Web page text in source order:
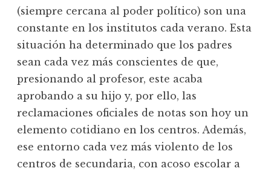
(siempre cercana al poder político) son una
constante en los institutos cada verano. Esta
situación ha determinado que los padres
sean cada vez más conscientes de que,
presionando al profesor, este acaba
aprobando a su hijo y, por ello, las
reclamaciones oficiales de notas son hoy un
elemento cotidiano en los centros. Además,
ese entorno cada vez más violento de los
centros de secundaria, con acoso escolar a